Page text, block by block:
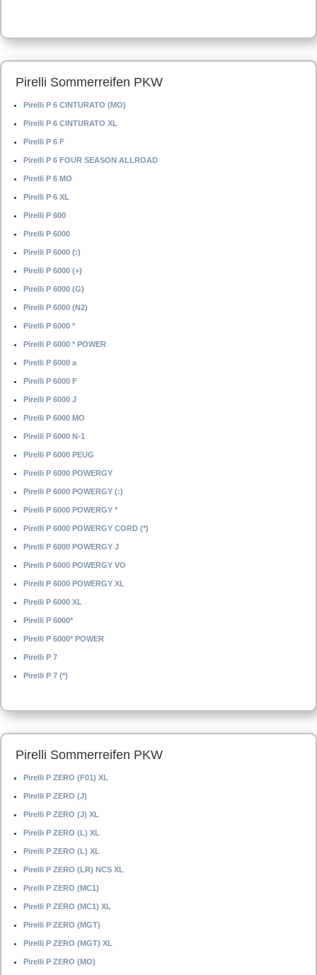
Pirelli Sommerreifen PKW
Pirelli P 6 CINTURATO (MO)
Pirelli P 6 CINTURATO XL
Pirelli P 6 F
Pirelli P 6 FOUR SEASON ALLROAD
Pirelli P 6 MO
Pirelli P 6 XL
Pirelli P 600
Pirelli P 6000
Pirelli P 6000 (:)
Pirelli P 6000 (+)
Pirelli P 6000 (G)
Pirelli P 6000 (N2)
Pirelli P 6000 *
Pirelli P 6000 * POWER
Pirelli P 6000 a
Pirelli P 6000 F
Pirelli P 6000 J
Pirelli P 6000 MO
Pirelli P 6000 N-1
Pirelli P 6000 PEUG
Pirelli P 6000 POWERGY
Pirelli P 6000 POWERGY (:)
Pirelli P 6000 POWERGY *
Pirelli P 6000 POWERGY CORD (*)
Pirelli P 6000 POWERGY J
Pirelli P 6000 POWERGY VO
Pirelli P 6000 POWERGY XL
Pirelli P 6000 XL
Pirelli P 6000*
Pirelli P 6000* POWER
Pirelli P 7
Pirelli P 7 (*)
Pirelli Sommerreifen PKW
Pirelli P ZERO (F01) XL
Pirelli P ZERO (J)
Pirelli P ZERO (J) XL
Pirelli P ZERO (L) XL
Pirelli P ZERO (L) XL
Pirelli P ZERO (LR) NCS XL
Pirelli P ZERO (MC1)
Pirelli P ZERO (MC1) XL
Pirelli P ZERO (MGT)
Pirelli P ZERO (MGT) XL
Pirelli P ZERO (MO)